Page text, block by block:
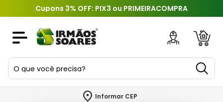
Cupons 3% OFF: PIX3 ou PRIMEIRACOMPRA
O que você precisa?
Informar CEP
TERMOS MAIS BUSCADOS